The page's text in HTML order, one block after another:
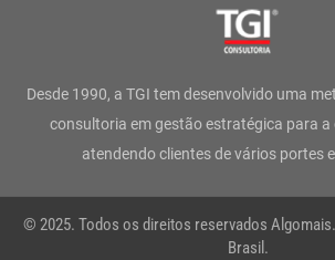
g
r
a
m
o
o
k
-
e
r
d
i
n
Desde 1990, a TGI tem desenvolvido uma
consultoria em gestão estratégica para a
atendendo clientes de vários portes
© 2025. Todos os direitos reservados
Brasil.